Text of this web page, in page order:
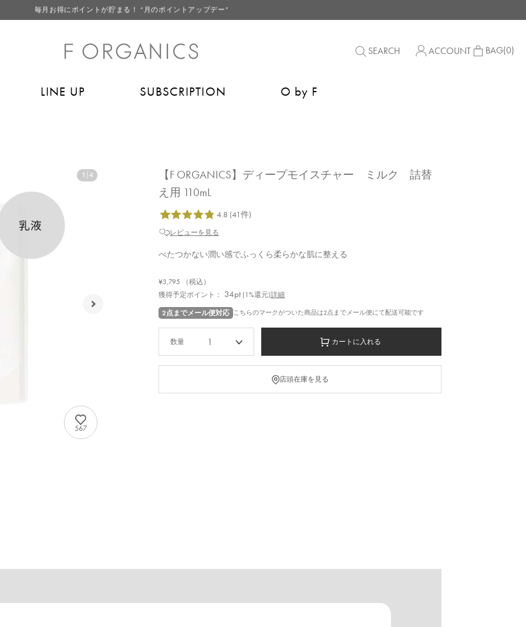
LINE お友達登録で500円クーポン プレゼント
【重要】お盆期間中のお問い合わせと商品配送に関しまして
LINE お友達登録で500円クーポン プレゼント
SEARCH ACCOUNT BAG(0)
LINE UP SUBSCRIPTION O by F
1 4
567
【F ORGANICS】ディープモイスチャー ミルク 詰替
え用 110mL
レビューを見る
べたつかない潤い感でふっくら柔らかな肌に整える
¥3,795 （税込）
獲得予定ポイント：
34pt (1%還元)詳細
2点までメール便対応 こちらのマークがついた商品は2点までメール便にて配送可能です
1 カートに入れる
店頭在庫を見る